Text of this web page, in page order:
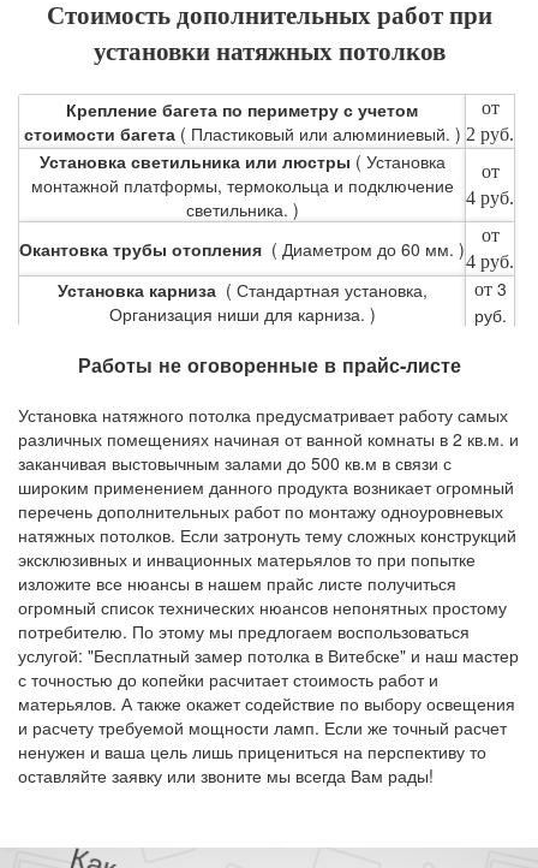
Стоимость дополнительных работ при
установки натяжных потолков
Крепление багета по периметру с учетом
стоимости багета( Пластиковый или алюминиевый. )
от
2 руб.
Установка светильника или люстры ( Установка
монтажной платформы, термокольца и подключение
светильника. )
от
4 руб.
Окантовка трубы отопления ( Диаметром до 60 мм. )
от
4 руб.
Установка карниза( Стандартная установка,
Организация ниши для карниза. )
от 3
руб.
Работы не оговоренные в прайс-листе
Установка натяжного потолка предусматривает работу самых
различных помещениях начиная от ванной комнаты в 2 кв.м. и
заканчивая выстовычным залами до 500 кв.м в связи с
широким применением данного продукта возникает огромный
перечень дополнительных работ по монтажу одноуровневых
натяжных потолков. Если затронуть тему сложных конструкций
эксклюзивных и инвационных матерьялов то при попытке
изложите все нюансы в нашем прайс листе получиться
огромный список технических нюансов непонятных простому
потребителю. По этому мы предлогаем воспользоваться
услугой: "Бесплатный замер потолка в Витебске" и наш мастер
с точностью до копейки расчитает стоимость работ и
матерьялов. А также окажет содействие по выбору освещения
и расчету требуемой мощности ламп. Если же точный расчет
ненужен и ваша цель лишь прицениться на перспективу то
оставляйте заявку или звоните мы всегда Вам рады!